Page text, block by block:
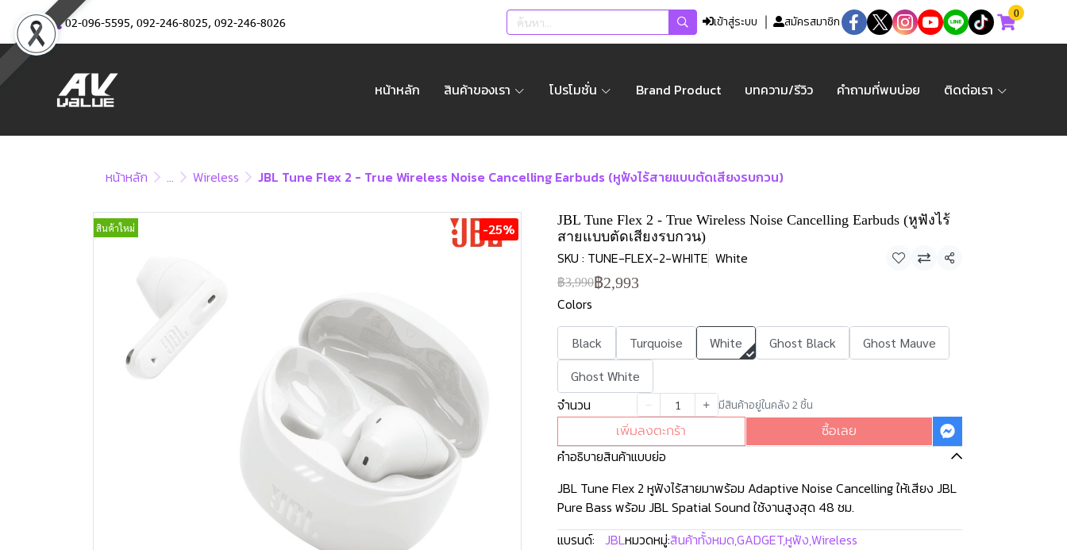
02-096-5595, 092-246-8025, 092-246-8026 เข้าสู่ระบบ สมัครสมาชิก
0
หน้าหลัก สินค้าของเรา โปรโมชั่น Brand Product บทความ/รีวิว คำถามที่พบบ่อย ติดต่อเรา
หน้าหลัก ... Wireless JBL Tune Flex 2 - True Wireless Noise Cancelling Earbuds (หูฟังไร้สายแบบตัดเสียงรบกวน)
สินค้าใหม่ -25%
JBL Tune Flex 2 - True Wireless Noise Cancelling Earbuds (หูฟังไร้
สายแบบตัดเสียงรบกวน)
SKU : TUNE-FLEX-2-WHITE White แชร์
฿3,990฿2,993
Colors
Black Turquoise White Ghost Black
Ghost Mauve
Ghost White
จำนวน มีสินค้าอยู่ในคลัง 2 ชิ้น
เพิ่มลงตะกร้า
ซื้อเลย
คำอธิบายสินค้าแบบย่อ
JBL Tune Flex 2 หูฟังไร้สายมาพร้อม Adaptive Noise Cancelling ให้เสียง JBL
Pure Bass พร้อม JBL Spatial Sound ใช้งานสูงสุด 48 ชม.
แบรนด์: JBLหมวดหมู่:สินค้าทั้งหมด,GADGET,หูฟัง,Wireless